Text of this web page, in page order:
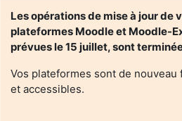
Les opérations de mise à jour de
plateformes Moodle et Moodle-
prévues le 15 juillet, sont
Vos plateformes sont de
et accessibles.
required